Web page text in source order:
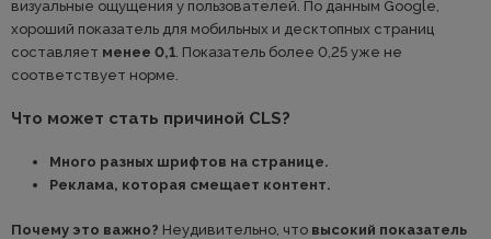
визуальные ощущения у пользователей. По данным Google,
хороший показатель для мобильных и десктопных страниц
составляет менее 0,1 . Показатель более 0,25 уже не
соответствует норме.
Что может стать причиной CLS?
Много разных шрифтов на странице.
Реклама, которая смещает контент.
Почему это важно? Неудивительно, что высокий показатель